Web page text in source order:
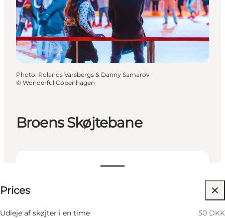
Broens Skøjtebane
Prices
Udleje af skøjter i en time 50 DKK
Photo: Rolands Varsbergs & Danny Samarov
© Wonderful Copenhagen